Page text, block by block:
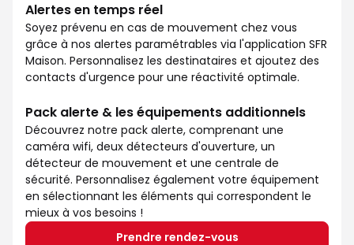
Alertes en temps réel
Soyez prévenu en cas de mouvement chez vous
grâce à nos alertes paramétrables via l'application SFR
Maison. Personnalisez les destinataires et ajoutez des
contacts d'urgence pour une réactivité optimale.
Pack alerte & les équipements additionnels
Découvrez notre pack alerte, comprenant une
caméra wifi, deux détecteurs d'ouverture, un
détecteur de mouvement et une centrale de
sécurité. Personnalisez également votre équipement
en sélectionnant les éléments qui correspondent le
mieux à vos besoins !
Prendre rendez-vous